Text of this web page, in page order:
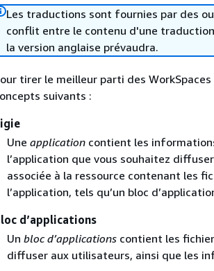
Les traductions sont fournies par des
conflit entre le contenu d'une
la version anglaise prévaudra.
tirer le meilleur parti des
suivants :
Une applicationcontient les
l’application que vous souhaitez
associée à la ressource contenant les
l’application, tels qu’un bloc
d’applications
Un bloc d’applicationscontient les
diffuser aux utilisateurs, ainsi que les